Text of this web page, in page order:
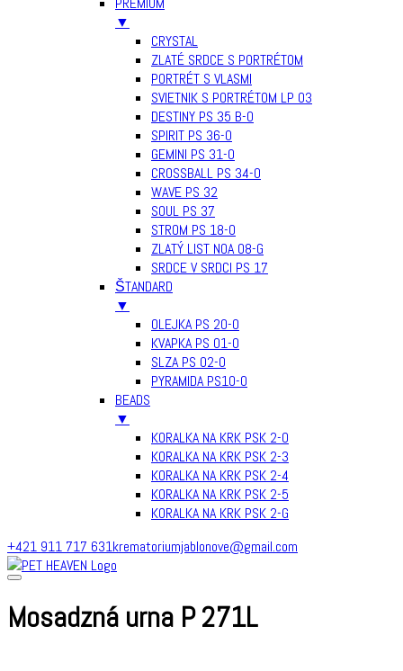
▼
CRYSTAL
ZLATÉ SRDCE S PORTRÉTOM
PORTRÉT S VLASMI
SVIETNIK S PORTRÉTOM LP 03
DESTINY PS 35 B-0
SPIRIT PS 36-0
GEMINI PS 31-0
CROSSBALL PS 34-0
WAVE PS 32
SOUL PS 37
STROM PS 18-0
ZLATÝ LIST NOA 08-G
SRDCE V SRDCI PS 17
ŠTANDARD
▼
OLEJKA PS 20-0
KVAPKA PS 01-0
SLZA PS 02-0
PYRAMIDA PS10-0
BEADS
▼
KORALKA NA KRK PSK 2-0
KORALKA NA KRK PSK 2-3
KORALKA NA KRK PSK 2-4
KORALKA NA KRK PSK 2-5
KORALKA NA KRK PSK 2-G
Skip
to
content
+421 911 717 631krematoriumjablonove@gmail.com
Mosadzná urna P 271L